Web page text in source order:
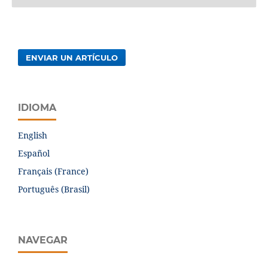
ENVIAR UN ARTÍCULO
IDIOMA
English
Español
Français (France)
Português (Brasil)
NAVEGAR